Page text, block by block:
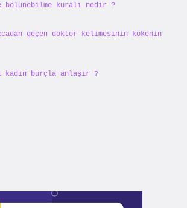
kuralı nedir ?
geçen doktor kelimesinin kökenin
kadın burçla anlaşır ?